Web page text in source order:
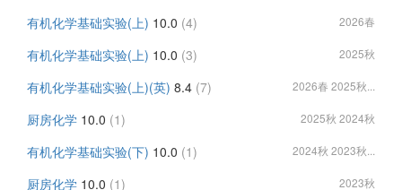
有机化学基础实验(上) 10.0 (4) 2026春
有机化学基础实验(上) 10.0 (3) 2025秋
有机化学基础实验(上)(英) 8.4 (7) 2026春 2025秋...
厨房化学 10.0 (1) 2025秋 2024秋
有机化学基础实验(下) 10.0 (1) 2024秋 2023秋...
厨房化学 10.0 (1) 2023秋